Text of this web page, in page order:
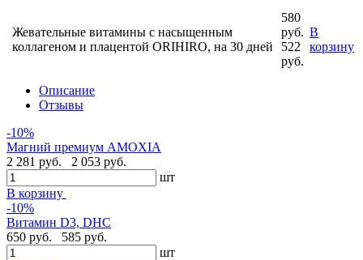
Жевательные витамины с насыщенным
коллагеном и плацентой ORIHIRO, на 30 дней
580
руб.
522
руб.
В
корзину
Описание
Отзывы
-10%
Магний премиум AMOXIA
2 281 руб.
2 053 руб.
шт
В корзину
-10%
Витамин D3, DHC
650 руб.
585 руб.
шт